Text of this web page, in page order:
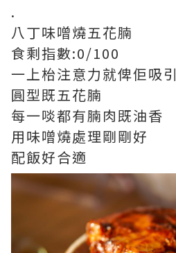
.
八丁味噌燒五花腩
食剩指數:0/100
一上枱注意力就俾佢吸引
圓型既五花腩
每一啖都有腩肉既油香
用味噌燒處理剛剛好
配飯好合適